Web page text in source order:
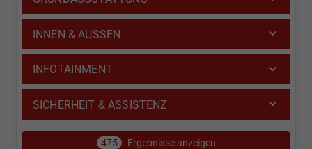
INNEN & AUSSEN
INFOTAINMENT
SICHERHEIT & ASSISTENZ
475 Ergebnisse anzeigen